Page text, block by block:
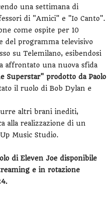
una settimana di
di "Amici" e "Io Canto".
come ospite per 10
del programma televisivo
su Telemilano, esibendosi
affrontato una nuova sfida
Superstar" prodotto da Paolo
il ruolo di Bob Dylan e
altri brani inediti,
alla realizzazione di un
Music Studio.
di Eleven Joe disponibile
e in rotazione